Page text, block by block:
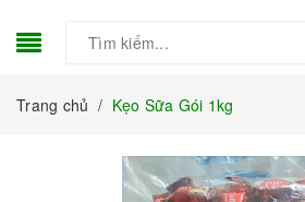
Trang chủ / Kẹo Sữa Gói 1kg